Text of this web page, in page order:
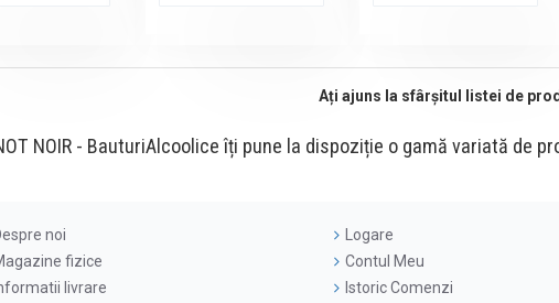
Ați ajuns la sfârșitul listei de
NOIR - BauturiAlcoolice îți pune la dispoziție o gamă variată de
noi
fizice
livrare
Logare
Contul Meu
Istoric Comenzi